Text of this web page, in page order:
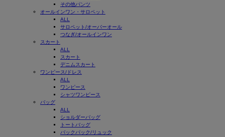
その他パンツ
オールインワン・サロペット
ALL
サロペット/オーバーオール
つなぎ/オールインワン
スカート
ALL
スカート
デニムスカート
ワンピース/ドレス
ALL
ワンピース
シャツワンピース
バッグ
ALL
ショルダーバッグ
トートバッグ
バックパック/リュック